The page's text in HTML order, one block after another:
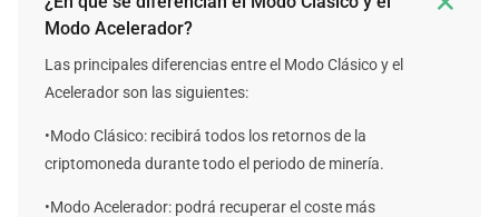
Modo Acelerador?
Las principales diferencias entre el Modo Clásico y el
Acelerador son las siguientes:
•Modo Clásico: recibirá todos los retornos de la
criptomoneda durante todo el periodo de minería.
•Modo Acelerador: podrá recuperar el coste más